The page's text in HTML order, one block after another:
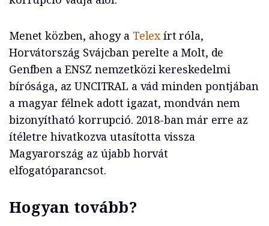
Menet közben, ahogy a Telexírt róla,
Horvátország Svájcban perelte a Molt, de
Genfben a ENSZ nemzetközi kereskedelmi
bírósága, az UNCITRAL a vád minden pontjában
a magyar félnek adott igazat, mondván nem
bizonyítható korrupció. 2018-ban már erre az
ítéletre hivatkozva utasította vissza
Magyarország az újabb horvát
elfogatóparancsot.
Hogyan tovább?